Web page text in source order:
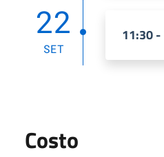
22
SET
11:30 -
Costo